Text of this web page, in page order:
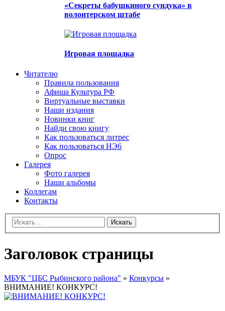
«Секреты бабушкиного сундука» в
волонтерском штабе
Игровая площадка
Читателю
Правила пользования
Афиша Культура РФ
Виртуальные выставки
Наши издания
Новинки книг
Найди свою книгу
Как пользоваться литрес
Как пользоваться НЭ6
Опрос
Галерея
Фото галерея
Наши альбомы
Коллегам
Контакты
Искать
Заголовок страницы
МБУК "ЦБС Рыбинского района" » Конкурсы »
ВНИМАНИЕ! КОНКУРС!